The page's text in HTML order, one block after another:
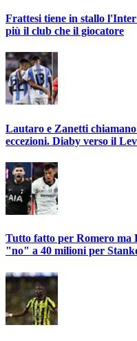
Frattesi tiene in stallo
più il club che il giocatore
Lautaro e Zanetti
eccezioni. Diaby verso il
Tutto fatto per Romero ma
"no" a 40 milioni per